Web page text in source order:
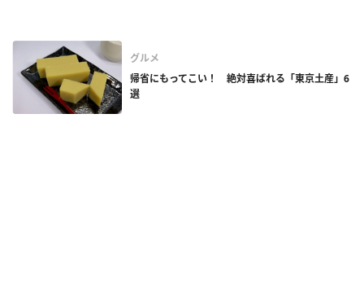
グルメ
帰省にもってこい！ 絶対喜ばれる「東京土産」6
選